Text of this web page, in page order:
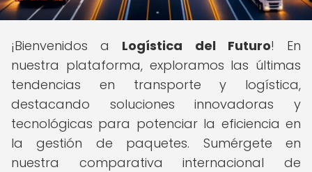
¡Bienvenidos a Logística del Futuro! En
nuestra plataforma, exploramos las últimas
tendencias en transporte y logística,
destacando soluciones innovadoras y
tecnológicas para potenciar la eficiencia en
la gestión de paquetes. Sumérgete en
nuestra comparativa internacional de